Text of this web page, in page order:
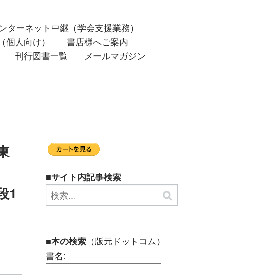
ターネット中継（学会支援業務）
個人向け）
書店様へご案内
刊行図書一覧
メールマガジン
1
■サイト内記事検索
■本の検索（版元ドットコム）
書名: